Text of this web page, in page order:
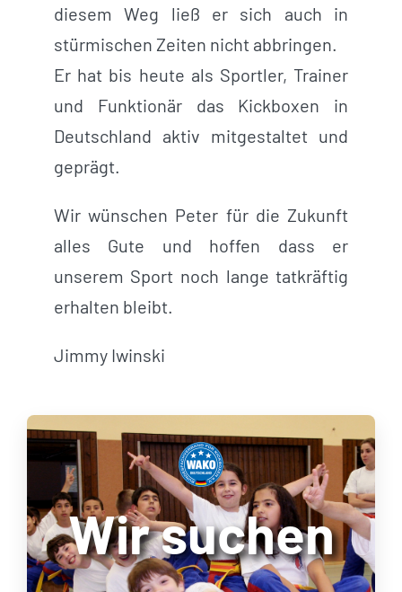
diesem Weg ließ er sich auch in
stürmischen Zeiten nicht abbringen.
Er hat bis heute als Sportler, Trainer
und Funktionär das Kickboxen in
Deutschland aktiv mitgestaltet und
geprägt.
Wir wünschen Peter für die Zukunft
alles Gute und hoffen dass er
unserem Sport noch lange tatkräftig
erhalten bleibt.
Jimmy Iwinski
Wir suchen